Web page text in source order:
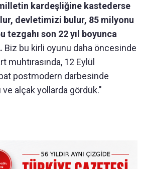
kardeşliğine kastederse
devletimizi bulur, 85 milyonu
tezgahı son 22 yıl boyunca
Biz bu kirli oyunu daha öncesinde
muhtırasında, 12 Eylül
postmodern darbesinde
ve alçak yollarda gördük."